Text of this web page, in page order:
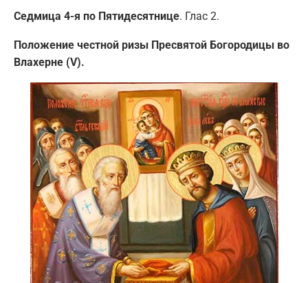
Седмица 4-я по Пятидесятнице. Глас 2.
Положение честной ризы Пресвятой Богородицы во
Влахерне (V).